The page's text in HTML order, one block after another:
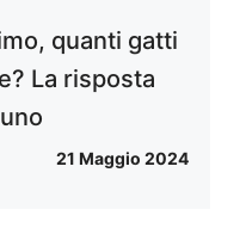
quanti gatti
La risposta
21 Maggio 2024